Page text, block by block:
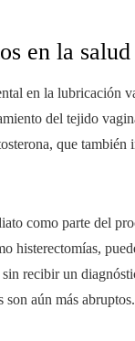
en la
en la lubricación
del tejido
que
como parte del
histerectomías,
recibir un
aún más abruptos.